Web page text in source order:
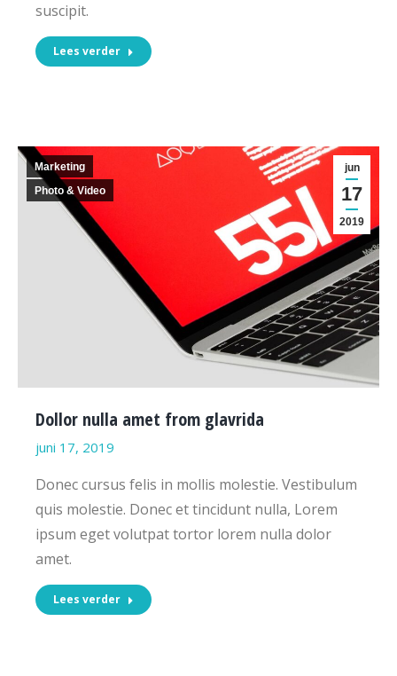
suscipit.
Lees verder
jun
17
2019
Marketing
Photo & Video
Dollor nulla amet from glavrida
juni 17, 2019
Donec cursus felis in mollis molestie. Vestibulum
quis molestie. Donec et tincidunt nulla, Lorem
ipsum eget volutpat tortor lorem nulla dolor
amet.
Lees verder